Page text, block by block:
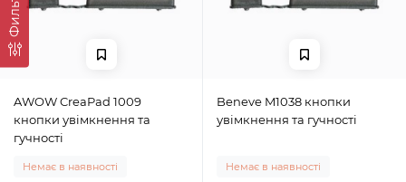
Фильтр
AWOW CreaPad 1009
кнопки увімкнення та
гучності
Немає в наявності
Beneve M1038 кнопки
увімкнення та гучності
Немає в наявності